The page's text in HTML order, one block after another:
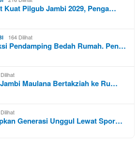
Kuat Pilgub Jambi 2029, Penga…
164 Dilihat
Pendamping Bedah Rumah. Pen…
Maulana Bertakziah ke Ru…
Generasi Unggul Lewat Spor…